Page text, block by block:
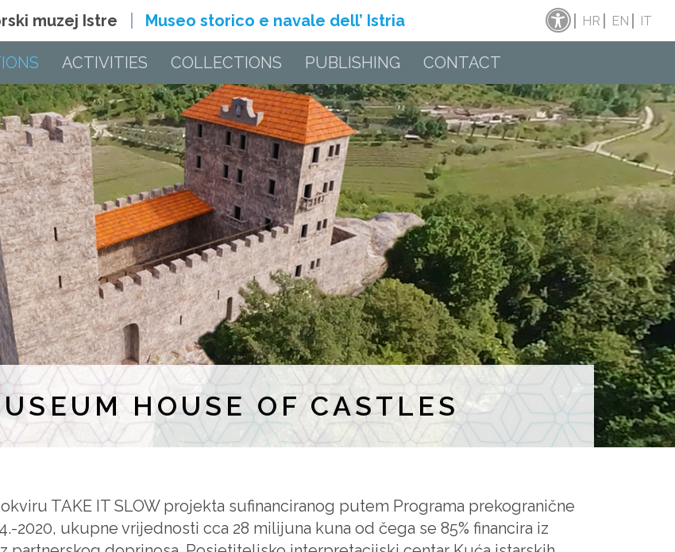
muzej Istre Museo storico e navale dell’ Istria HR EN IT
ACTIVITIES COLLECTIONS PUBLISHING CONTACT
HOUSE OF CASTLES
TAKE IT SLOW projekta sufinanciranog putem Programa prekogranične
2020, ukupne vrijednosti cca 28 milijuna kuna od čega se 85% financira iz